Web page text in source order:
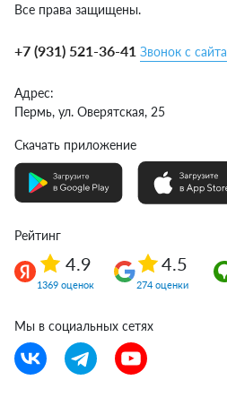
Все права защищены.
+7 (931) 521-36-41 Звонок с сайта
Адрес:
Пермь, ул. Оверятская, 25
Скачать приложение
Рейтинг
4.9
1369 оценок
4.5
274 оценки
Мы в социальных сетях